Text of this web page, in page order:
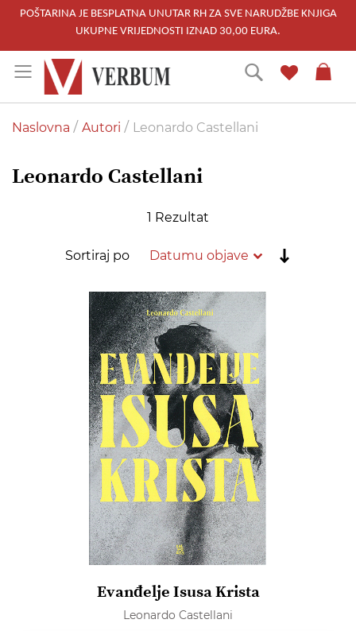
POŠTARINA JE BESPLATNA UNUTAR RH ZA SVE NARUDŽBE KNJIGA
UKUPNE VRIJEDNOSTI IZNAD 30,00 EURA.
to
Content
Traži
Naslovna Autori Leonardo Castellani
Leonardo Castellani
1 Rezultat
Sortiraj po
Evanđelje Isusa Krista
Leonardo Castellani